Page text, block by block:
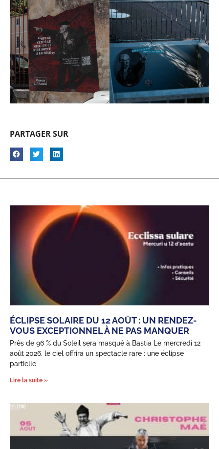
PARTAGER SUR
ÉCLIPSE SOLAIRE DU 12 AOÛT : UN RENDEZ-
VOUS EXCEPTIONNEL À NE PAS MANQUER
Près de 96 % du Soleil sera masqué à Bastia Le mercredi 12
août 2026, le ciel offrira un spectacle rare : une éclipse
partielle
Lire la suite »